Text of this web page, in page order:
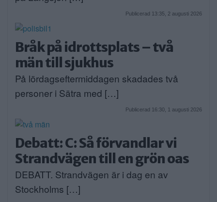
Publicerad 13:35, 2 augusti 2026
Bråk på idrottsplats – två
män till sjukhus
På lördagseftermiddagen skadades två
personer i Sätra med […]
Publicerad 16:30, 1 augusti 2026
Debatt: C: Så förvandlar vi
Strandvägen till en grön oas
DEBATT. Strandvägen är i dag en av
Stockholms […]